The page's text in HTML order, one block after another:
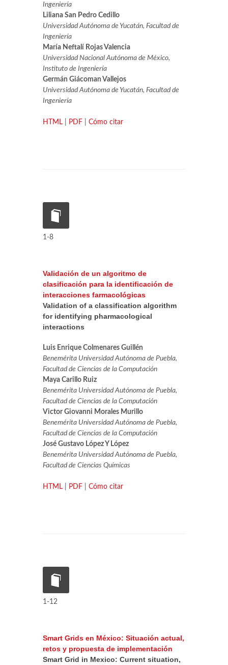
Ingeniería
Liliana San Pedro Cedillo
Universidad Autónoma de Yucatán, Facultad de
Ingeniería
María Neftalí Rojas Valencia
Universidad Nacional Autónoma de México,
Instituto de Ingeniería
Germán Giácoman Vallejos
Universidad Autónoma de Yucatán, Facultad de
Ingeniería
HTML PDF Cómo citar
1-8
Validación de un algoritmo de
clasificación para la identificación de
interacciones farmacológicas
Validation of a classification algorithm
for identifying pharmacological
interactions
Luis Enrique Colmenares Guillén
Benemérita Universidad Autónoma de Puebla,
Facultad de Ciencias de la Computación
Maya Carillo Ruiz
Benemérita Universidad Autónoma de Puebla,
Facultad de Ciencias de la Computación
Victor Giovanni Morales Murillo
Benemérita Universidad Autónoma de Puebla,
Facultad de Ciencias de la Computación
José Gustavo López Y López
Benemérita Universidad Autónoma de Puebla,
Facultad de Ciencias Químicas
HTML PDF Cómo citar
1-12
Smart Grids en México: Situación actual,
retos y propuesta de implementación
Smart Grid in Mexico: Current situation,